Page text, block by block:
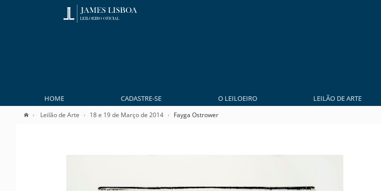
HOME CADASTRE-SE O LEILOEIRO LEILÃO DE ARTE
Leilão de Arte 18 e 19 de Março de 2014 Fayga Ostrower